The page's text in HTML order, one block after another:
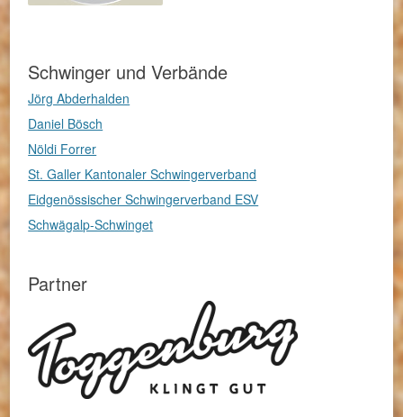
Schwinger und Verbände
Jörg Abderhalden
Daniel Bösch
Nöldi Forrer
St. Galler Kantonaler Schwingerverband
Eidgenössischer Schwingerverband ESV
Schwägalp-Schwinget
Partner